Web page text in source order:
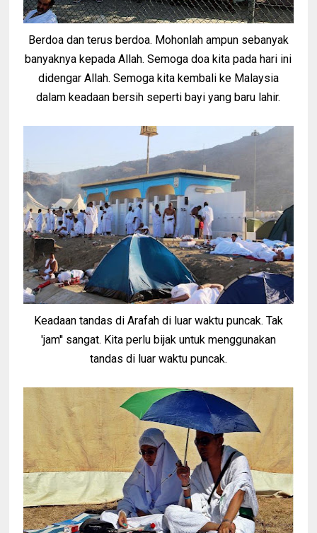
Berdoa dan terus berdoa. Mohonlah ampun sebanyak
banyaknya kepada Allah. Semoga doa kita pada hari ini
didengar Allah. Semoga kita kembali ke Malaysia
dalam keadaan bersih seperti bayi yang baru lahir.
Keadaan tandas di Arafah di luar waktu puncak. Tak
'jam'' sangat. Kita perlu bijak untuk menggunakan
tandas di luar waktu puncak.